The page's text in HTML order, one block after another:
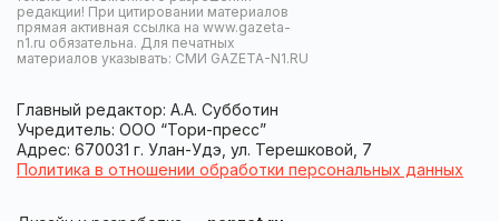
редакции! При цитировании материалов
прямая активная ссылка на www.gazeta-
n1.ru обязательна. Для печатных
материалов указывать: СМИ GAZETA-N1.RU
Главный редактор: А.А. Субботин
Учредитель: ООО “Тори-пресс”
Адрес: 670031 г. Улан-Удэ, ул. Терешковой, 7
Политика в отношении обработки персональных данных